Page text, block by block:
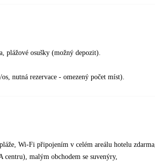
plážové osušky (možný depozit).
nutná rezervace - omezený počet míst).
Wi-Fi připojením v celém areálu hotelu zdarma,
malým obchodem se suvenýry,